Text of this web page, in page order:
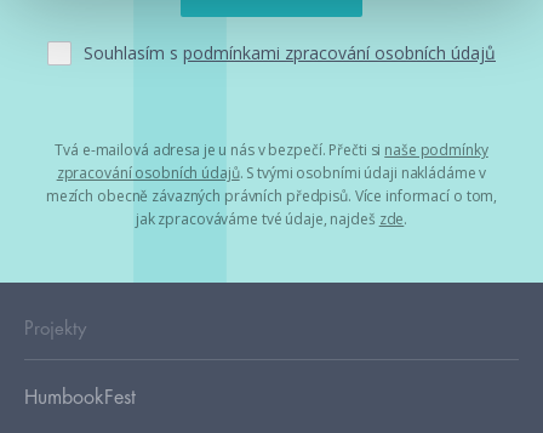
Souhlasím s podmínkami zpracování osobních údajů
Tvá e-mailová adresa je u nás v bezpečí. Přečti si naše podmínky
zpracování osobních údajů. S tvými osobními údaji nakládáme v
mezích obecně závazných právních předpisů. Více informací o tom,
jak zpracováváme tvé údaje, najdeš zde.
Projekty
HumbookFest